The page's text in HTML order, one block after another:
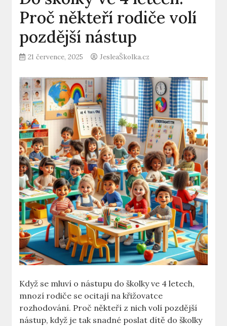
Proč někteří rodiče volí
pozdější nástup
21 července, 2025 JesleaŠkolka.cz
Když se mluví o nástupu do školky ve 4 letech,
mnozí rodiče se ocitají na křižovatce
rozhodování. Proč někteří z nich volí pozdější
nástup, když je tak snadné poslat dítě do školky